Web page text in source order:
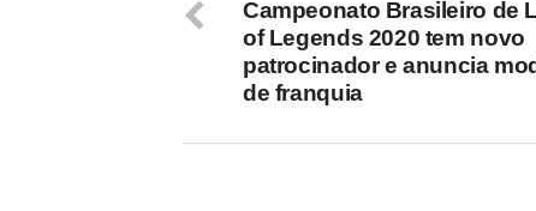
Campeonato Brasileiro de
of Legends 2020 tem novo
patrocinador e anuncia
de franquia